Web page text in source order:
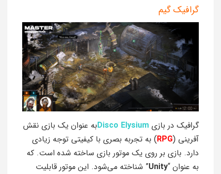
گرافیک گیم
گرافیک در بازی Disco Elysiumبه عنوان یک بازی نقش
آفرینی (RPG) به تجربه بصری با کیفیتی توجه زیادی
دارد. بازی بر روی یک موتور بازی ساخته شده است. که
به عنوان “Unity” شناخته می‌شود. این موتور قابلیت